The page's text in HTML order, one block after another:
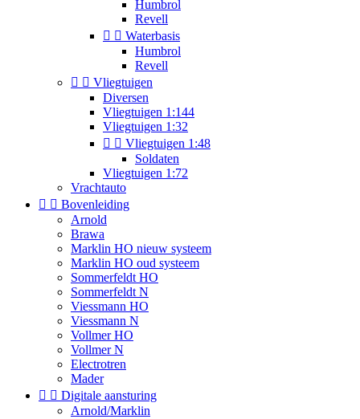
Humbrol
Revell
  Waterbasis
Humbrol
Revell
  Vliegtuigen
Diversen
Vliegtuigen 1:144
Vliegtuigen 1:32
  Vliegtuigen 1:48
Soldaten
Vliegtuigen 1:72
Vrachtauto
  Bovenleiding
Arnold
Brawa
Marklin HO nieuw systeem
Marklin HO oud systeem
Sommerfeldt HO
Sommerfeldt N
Viessmann HO
Viessmann N
Vollmer HO
Vollmer N
Electrotren
Mader
  Digitale aansturing
Arnold/Marklin